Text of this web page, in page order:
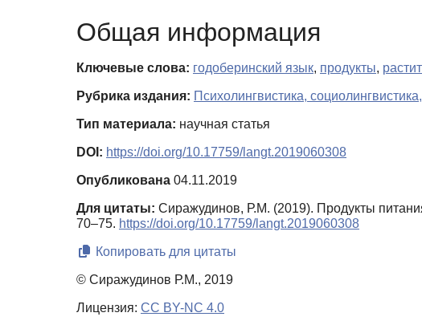
Общая информация
Ключевые слова: годоберинский язык, продукты,
Рубрика издания: Психолингвистика,
Тип материала: научная статья
DOI: https://doi.org/10.17759/langt.2019060308
Опубликована 04.11.2019
Для цитаты: Сиражудинов, Р.М. (2019). Продукты
70–75. https://doi.org/10.17759/langt.2019060308
Копировать для цитаты
© Сиражудинов Р.М., 2019
Лицензия: CC BY-NC 4.0